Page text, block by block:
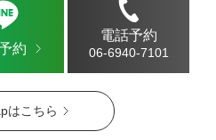
はこちら
約
電話予約
06-6940-7101